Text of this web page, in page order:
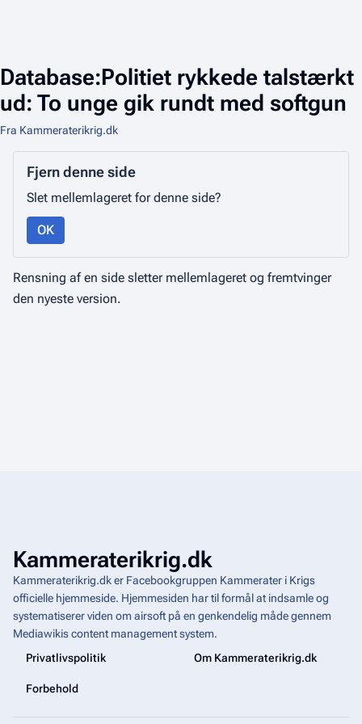
Database:Politiet rykkede talstærkt
ud: To unge gik rundt med softgun
Fra Kammeraterikrig.dk
Fjern denne side
Slet mellemlageret for denne side?
OK
Rensning af en side sletter mellemlageret og fremtvinger
den nyeste version.
Kammeraterikrig.dk
Kammeraterikrig.dk er Facebookgruppen Kammerater i Krigs
officielle hjemmeside. Hjemmesiden har til formål at indsamle og
systematiserer viden om airsoft på en genkendelig måde gennem
Mediawikiscontent management system.
Privatlivspolitik
Om Kammeraterikrig.dk
Forbehold